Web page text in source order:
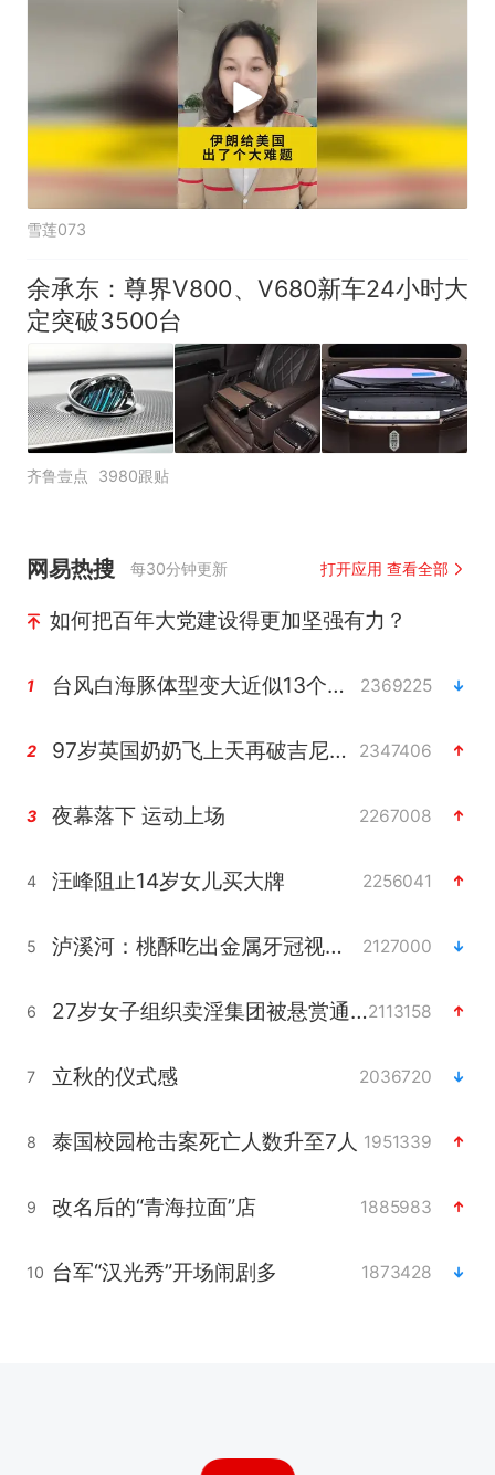
雪莲073
余承东：尊界V800、V680新车24小时大
定突破3500台
齐鲁壹点 3980跟贴
网易热搜 每30分钟更新 打开应用 查看全部
如何把百年大党建设得更加坚强有力？
1 台风白海豚体型变大近似13个浙江面积 2369225
2 97岁英国奶奶飞上天再破吉尼斯纪录 2347406
3 夜幕落下 运动上场 2267008
4 汪峰阻止14岁女儿买大牌 2256041
5 泸溪河：桃酥吃出金属牙冠视频不实 2127000
6 27岁女子组织卖淫集团被悬赏通缉2113158
7 立秋的仪式感 2036720
8 泰国校园枪击案死亡人数升至7人 1951339
9 改名后的“青海拉面”店 1885983
10 台军“汉光秀”开场闹剧多 1873428